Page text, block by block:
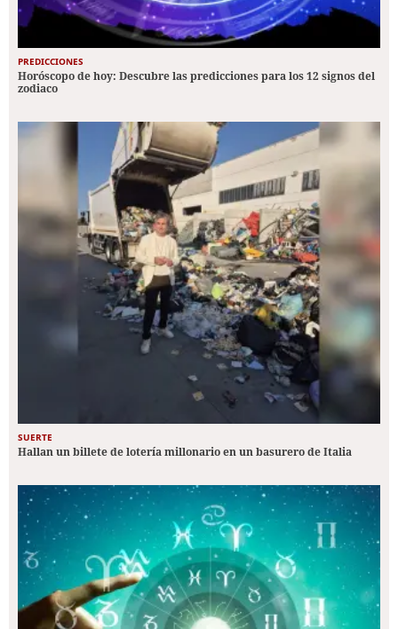
PREDICCIONES
Horóscopo de hoy: Descubre las predicciones para los 12 signos del
zodiaco
SUERTE
Hallan un billete de lotería millonario en un basurero de Italia